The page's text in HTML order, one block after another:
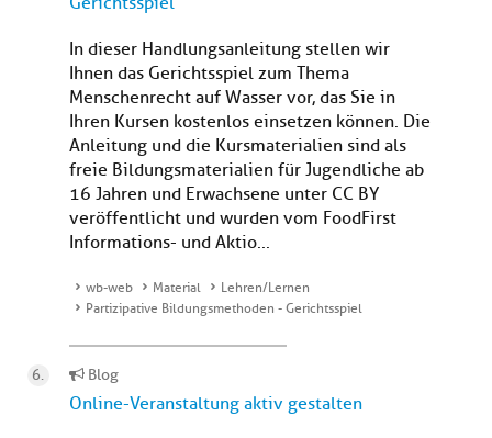
In dieser Handlungsanleitung stellen wir
Ihnen das Gerichtsspiel zum Thema
Menschenrecht auf Wasser vor, das Sie in
Ihren Kursen kostenlos einsetzen können. Die
Anleitung und die Kursmaterialien sind als
freie Bildungsmaterialien für Jugendliche ab
16 Jahren und Erwachsene unter CC BY
veröffentlicht und wurden vom FoodFirst
Informations- und Aktio...
wb-web Material
Lehren/Lernen
Partizipative Bildungsmethoden - Gerichtsspiel
Blog
Online-Veranstaltung aktiv gestalten